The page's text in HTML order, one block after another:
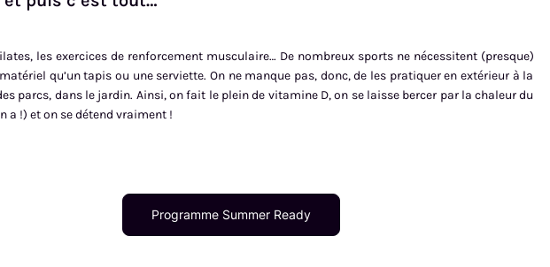
les exercices de renforcement musculaire… De nombreux sports ne nécessitent (presque)
qu’un tapis ou une serviette. On ne manque pas, donc, de les pratiquer en extérieur à la
parcs, dans le jardin. Ainsi, on fait le plein de vitamine D, on se laisse bercer par la chaleur du
a !) et on se détend vraiment !
Programme Summer Ready